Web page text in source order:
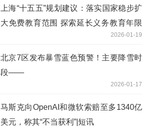
上海“十五五”规划建议：落实国家稳步扩
大免费教育范围 探索延长义务教育年限
2026-01-19
北京7区发布暴雪蓝色预警！主要降雪时
段——
2026-01-17
马斯克向OpenAI和微软索赔至多1340亿
美元，称其“不当获利”|短讯